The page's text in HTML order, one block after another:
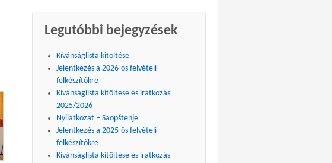
Legutóbbi bejegyzések
Kívánságlista kitöltése
Jelentkezés a 2026-os felvételi
felkészítőkre
Kívánságlista kitöltése és iratkozás
2025/2026
Nyilatkozat – Saopštenje
Jelentkezés a 2025-ös felvételi
felkészítőkre
Kívánságlista kitöltése és iratkozás